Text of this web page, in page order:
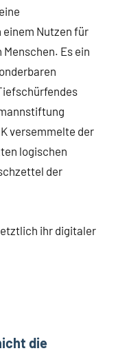
einem Nutzen für
Es ein
versemmelte der
logischen
der
ihr digitaler
die